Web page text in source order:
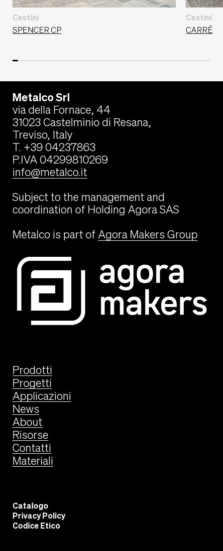
Cestini
SPENCER CP
Cestini
CARRÉ
Metalco Srl
via della Fornace, 44
31023 Castelminio di Resana,
Treviso, Italy
T. +39 04237863
P.IVA 04299810269
info@metalco.it
Subject to the management and
coordination of Holding Agora SAS
Metalco is part of Agora Makers Group
Prodotti
Progetti
Applicazioni
News
About
Risorse
Contatti
Materiali
Catalogo
Privacy Policy
Codice Etico